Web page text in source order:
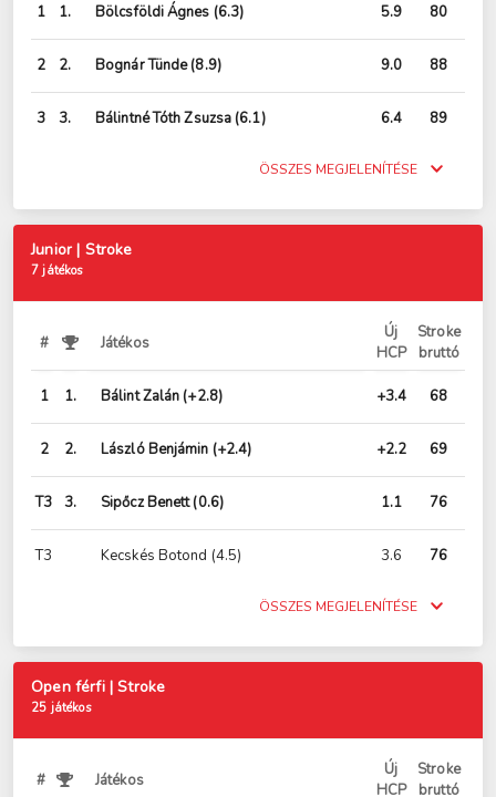
1 1. Bölcsföldi Ágnes (6.3) 5.9 80
2 2. Bognár Tünde(8.9) 9.0 88
3 3. Bálintné Tóth Zsuzsa (6.1) 6.4 89
ÖSSZES MEGJELENÍTÉSE
Junior | Stroke
7 játékos
# Játékos
Új
HCP
Stroke
bruttó
1 1. Bálint Zalán (+2.8) +3.4 68
2 2. László Benjámin (+2.4) +2.2 69
T3 3. Sipőcz Benett(0.6) 1.1 76
T3 Kecskés Botond (4.5) 3.6 76
ÖSSZES MEGJELENÍTÉSE
Open férfi | Stroke
25 játékos
# Játékos
Új
HCP
Stroke
bruttó